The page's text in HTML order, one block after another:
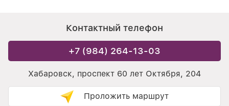
Контактный телефон
+7 (984) 264-13-03
Хабаровск, проспект 60 лет Октября, 204
Проложить маршрут